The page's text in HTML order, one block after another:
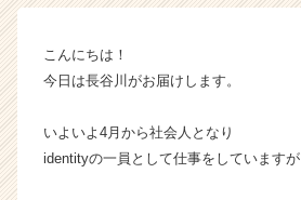
カ
が
く
活
こんにちは！
今日は長谷川がお届けします。
いよいよ4月から社会人となり
identityの一員として仕事をしていますが